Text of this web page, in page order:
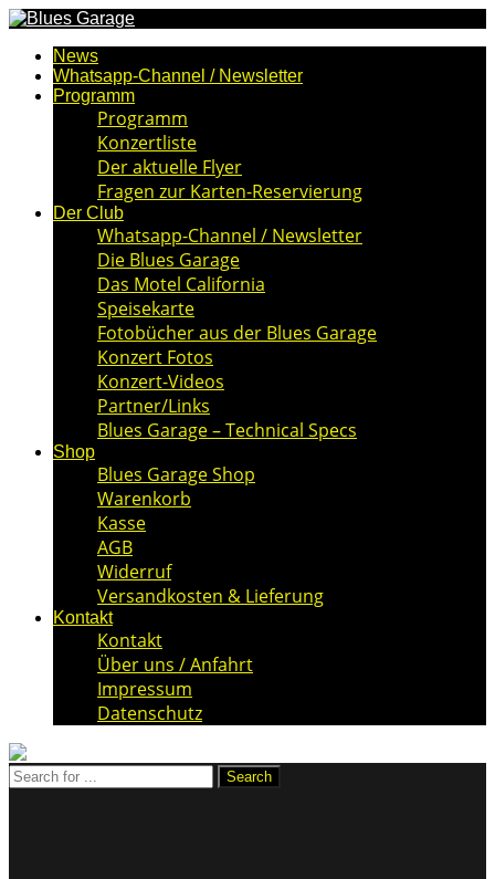
News
Whatsapp-Channel / Newsletter
Programm
Programm
Konzertliste
Der aktuelle Flyer
Fragen zur Karten-Reservierung
Der Club
Whatsapp-Channel / Newsletter
Die Blues Garage
Das Motel California
Speisekarte
Fotobücher aus der Blues Garage
Konzert Fotos
Konzert-Videos
Partner/Links
Blues Garage – Technical Specs
Shop
Blues Garage Shop
Warenkorb
Kasse
AGB
Widerruf
Versandkosten & Lieferung
Kontakt
Kontakt
Über uns / Anfahrt
Impressum
Datenschutz